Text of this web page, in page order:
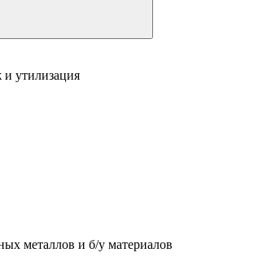
и утилизация
металлов и б/у материалов